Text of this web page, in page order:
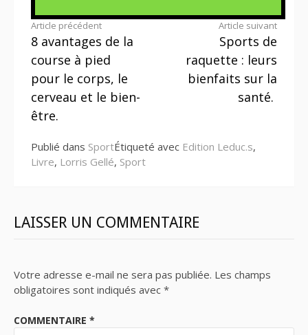
Lire
la
suite
Article précédent
8 avantages de la
course à pied
pour le corps, le
cerveau et le bien-
être.
Article suivant
Sports de
raquette : leurs
bienfaits sur la
santé.
Publié dans SportÉtiqueté avec Edition Leduc.s,
Livre, Lorris Gellé, Sport
LAISSER UN COMMENTAIRE
Votre adresse e-mail ne sera pas publiée. Les champs
obligatoires sont indiqués avec *
COMMENTAIRE *